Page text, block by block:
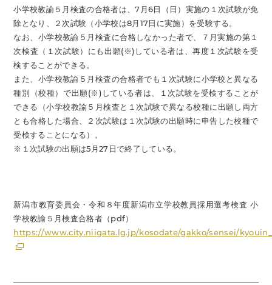
小学校教諭５月検査の合格者は、7月6日（日）実施の１次試験が免
除となり、２次試験（小学校は8月17日に実施）を受験する。
なお、小学校教諭５月検査に合格しなかった者で、７月実施の第１
次検査（１次試験）にも出願(※)している者は、再度１次試験を受
検することができる。
また、小学校教諭５月検査の合格者でも１次試験に小学校と異なる
種別（校種）で出願(※)している者は、１次試験を受検することが
できる（小学校教諭５月検査と１次試験で異なる校種に出願し両方
とも合格した場合、２次試験は１次試験の出願時に申告した校種で
受検することになる）。
※１次試験の出願は5月27日で終了している。
新潟市教育委員会・令和８年度新潟市立学校教員採用選考検査 小
学校教諭５月検査合格者（pdf）
https://www.city.niigata.lg.jp/kosodate/gakko/sensei/